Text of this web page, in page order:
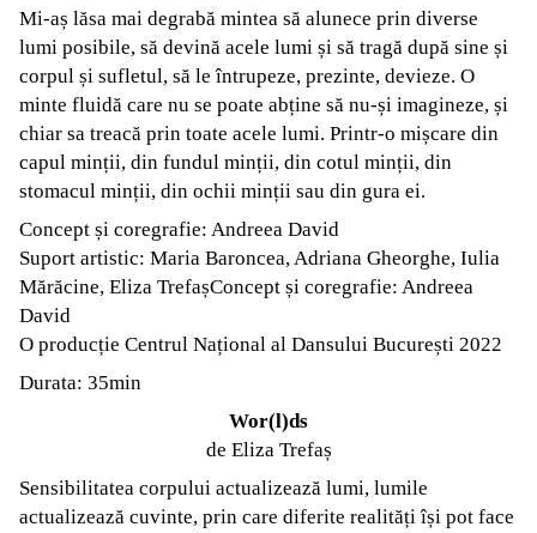
Mi-aș lăsa mai degrabă mintea să alunece prin diverse
lumi posibile, să devină acele lumi și să tragă după sine și
corpul și sufletul, să le întrupeze, prezinte, devieze. O
minte fluidă care nu se poate abține să nu-și imagineze, și
chiar sa treacă prin toate acele lumi. Printr-o mișcare din
capul minții, din fundul minții, din cotul minții, din
stomacul minții, din ochii minții sau din gura ei.
Concept și coregrafie: Andreea David
Suport artistic: Maria Baroncea, Adriana Gheorghe, Iulia
Mărăcine, Eliza TrefașConcept și coregrafie: Andreea
David
O producție Centrul Național al Dansului București 2022
Durata: 35min
Wor(l)ds
de Eliza Trefaș
Sensibilitatea corpului actualizează lumi, lumile
actualizează cuvinte, prin care diferite realități își pot face